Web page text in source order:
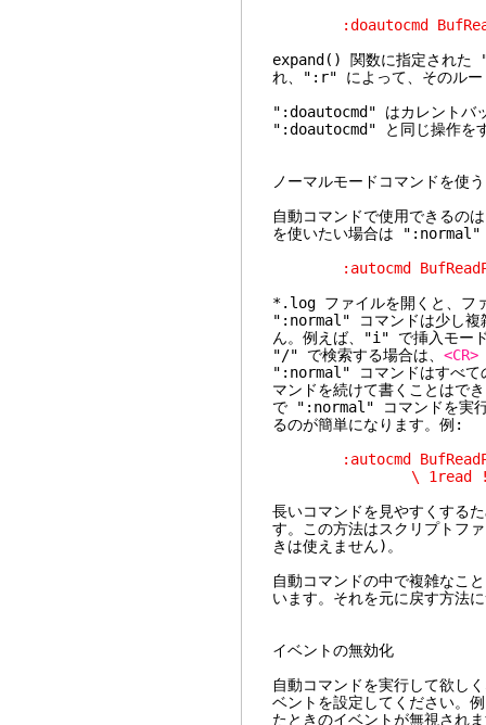
:doautocmd
expand() 関数に指定された
れ、":r" によって、そのル
":doautocmd" はカレントバ
":doautocmd" と同じ操作を
ノーマルモードコマンドを使う
自動コマンドで使用できるの
を使いたい場合は ":normal"
:autocmd
*.log ファイルを開くと、フ
":normal" コマンドは少し複
ん。例えば、"i" で挿入モー
"/" で検索する場合は、 <CR>
":normal" コマンドはすべて
マンドを続けて書くことは
で ":normal" コマンドを実
るのが簡単になります。例:
:autocmd
\ 1read
長いコマンドを見やすくする
す。この方法はスクリプトフ
きは使えません)。
自動コマンドの中で複雑なこ
います。それを元に戻す方法
イベントの無効化
自動コマンドを実行して欲し
ベントを設定してください。
たときのイベントが無視され